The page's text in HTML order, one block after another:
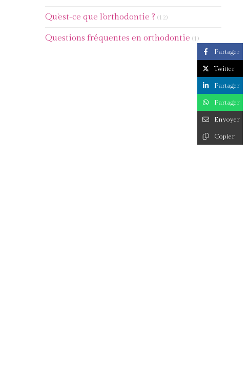
Partager
Twitter
Partager
Partager
Envoyer
Copier
Qu'est-ce que l'orthodontie ? (12)Articles Count
Questions fréquentes en orthodontie (1)Articles Count